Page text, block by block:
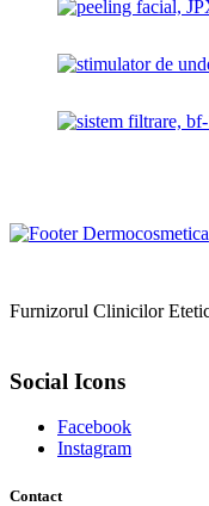
Furnizorul Clinicilor
Social Icons
Facebook
Instagram
Contact